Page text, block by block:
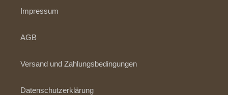
Impressum
AGB
Versand und Zahlungsbedingungen
Datenschutzerklärung